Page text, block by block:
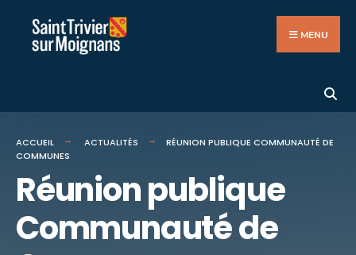
Aller
MENU
ACCUEIL ACTUALITÉS
RÉUNION PUBLIQUE COMMUNAUTÉ DE
COMMUNES
Réunion publique
Communauté de
for: